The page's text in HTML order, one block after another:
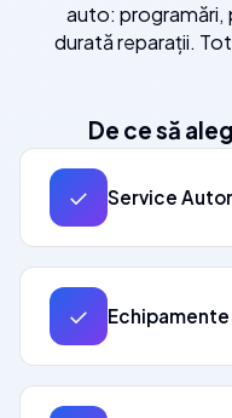
auto: programări,
durată reparații.
De ce să
✓ Service
✓